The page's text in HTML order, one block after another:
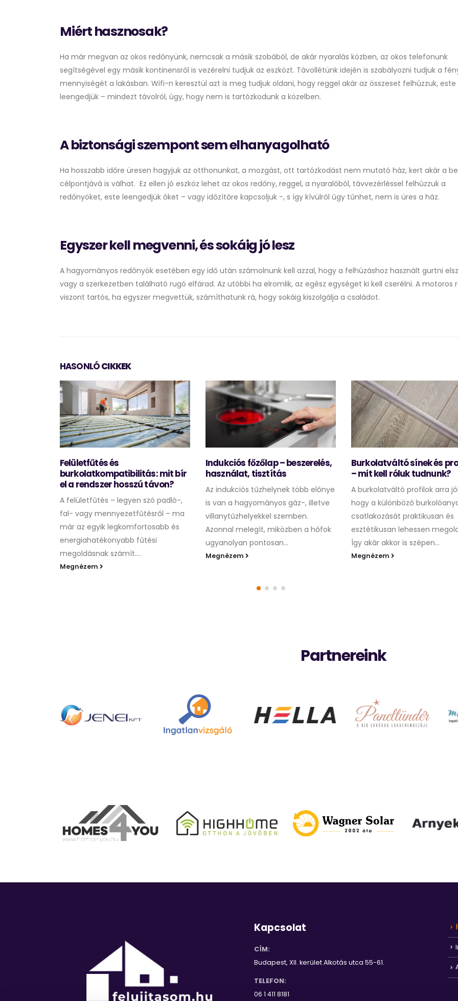
Miért hasznosak?
Ha már megvan az okos redőnyünk, nemcsak a másik szobából, de akár nyaralás közben, az okos telefonunk
segítségével egy másik kontinensről is vezérelni tudjuk az eszközt. Távollétünk idején is szabályozni tudjuk a
mennyiségét a lakásban. Wifi-n keresztül azt is meg tudjuk oldani, hogy reggel akár az összeset felhúzzuk, este
leengedjük – mindezt távolról, úgy, hogy nem is tartózkodunk a közelben.
A biztonsági szempont sem elhanyagolható
Ha hosszabb időre üresen hagyjuk az otthonunkat, a mozgást, ott tartózkodást nem mutató ház, kert akár a
célpontjává is válhat. Ez ellen jó eszköz lehet az okos redőny, reggel, a nyaralóból, távvezérléssel felhúzzuk a
redőnyöket, este leengedjük őket – vagy időzítőre kapcsoljuk -, s így kívülről úgy tűnhet, nem is üres a ház.
Egyszer kell megvenni, és sokáig jó lesz
A hagyományos redőnyök esetében egy idő után számolnunk kell azzal, hogy a felhúzáshoz használt gurtni
vagy a szerkezetben található rugó elfárad. Az utóbbi ha elromlik, az egész egységet ki kell cserélni. A motoros
viszont tartós, ha egyszer megvettük, számíthatunk rá, hogy sokáig kiszolgálja a családot.
HASONLÓCIKKEK
Felületfűtés és
burkolatkompatibilitás: mit bír
el a rendszer hosszú távon?
A felületfűtés – legyen szó padló-,
fal- vagy mennyezetfűtésről – ma
már az egyik legkomfortosabb és
energiahatékonyabb fűtési
megoldásnak számít....
Megnézem
Indukciós főzőlap – beszerelés,
használat, tisztítás
Az indukciós tűzhelynek több előnye
is van a hagyományos gáz-, illetve
villanytűzhelyekkel szemben.
Azonnal melegít, miközben a hőfok
ugyanolyan pontosan...
Megnézem
Burkolatváltó sínek és
– mit kell róluk tudnunk?
A burkolatváltó profilok arra
hogy a különböző
csatlakozását praktikusan és
esztétikusan lehessen
Így akár akkor is szépen...
Megnézem
Partnereink
Kapcsolat
CÍM:
Budapest, XII. kerület Alkotás utca 55-61.
TELEFON:
06 1 411 8181